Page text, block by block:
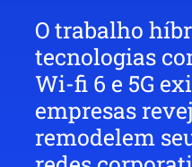
O trabalho
tecnologias
Wi-fi 6 e 5G
empresas
remodelem